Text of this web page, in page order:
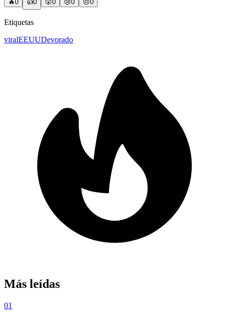
🔥0 👍0 😲0 😢0 😠0
Etiquetas
viralEEUUDevorado
Más leídas
01